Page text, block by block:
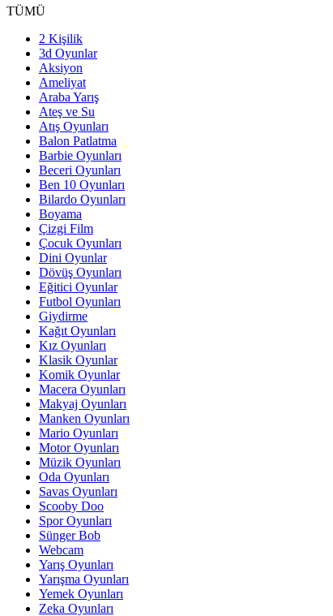
TÜMÜ
2 Kişilik
3d Oyunlar
Aksiyon
Ameliyat
Araba Yarış
Ateş ve Su
Atış Oyunları
Balon Patlatma
Barbie Oyunları
Beceri Oyunları
Ben 10 Oyunları
Bilardo Oyunları
Boyama
Çizgi Film
Çocuk Oyunları
Dini Oyunlar
Dövüş Oyunları
Eğitici Oyunlar
Futbol Oyunları
Giydirme
Kağıt Oyunları
Kız Oyunları
Klasik Oyunlar
Komik Oyunlar
Macera Oyunları
Makyaj Oyunları
Manken Oyunları
Mario Oyunları
Motor Oyunları
Müzik Oyunları
Oda Oyunları
Savas Oyunları
Scooby Doo
Spor Oyunları
Sünger Bob
Webcam
Yarış Oyunları
Yarışma Oyunları
Yemek Oyunları
Zeka Oyunları